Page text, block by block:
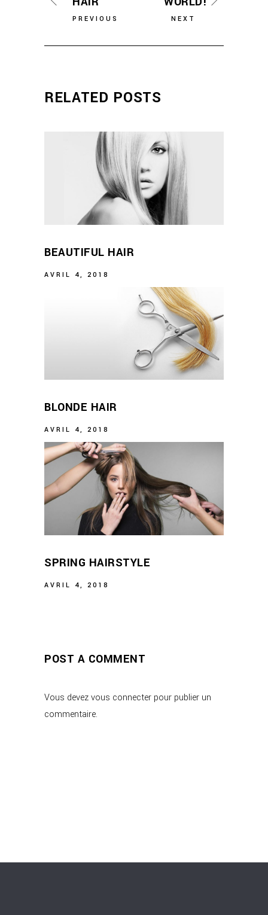
PREVIOUS NEXT
RELATED POSTS
BEAUTIFUL HAIR
AVRIL 4, 2018
BLONDE HAIR
AVRIL 4, 2018
SPRING HAIRSTYLE
AVRIL 4, 2018
POST A COMMENT
Vous devezvous connecter pour publier un
commentaire.